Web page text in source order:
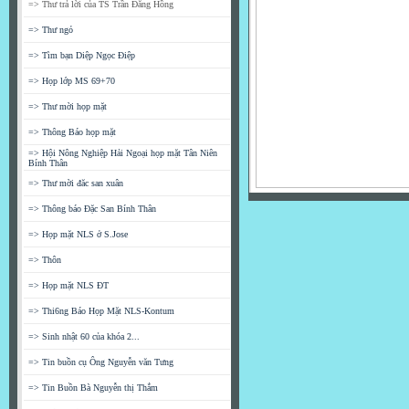
=> Thư trả lời của TS Trần Đăng Hồng
=> Thư ngỏ
=> Tìm bạn Diệp Ngọc Điệp
=> Họp lớp MS 69+70
=> Thư mời họp mặt
=> Thông Báo họp mặt
=> Hội Nông Nghiệp Hải Ngoại họp mặt Tân Niên
Bính Thân
=> Thư mời đăc san xuân
=> Thông báo Đặc San Bính Thân
=> Họp mặt NLS ở S.Jose
=> Thôn
=> Họp mặt NLS ĐT
=> Thi6ng Báo Họp Mặt NLS-Kontum
=> Sinh nhật 60 của khóa 2...
=> Tin buồn cụ Ông Nguyễn văn Tưng
=> Tin Buồn Bà Nguyễn thị Thắm